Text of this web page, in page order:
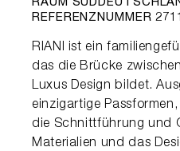
RAUM
REFERENZNUMMER
RIANI ist ein
das die Brücke
Luxus Design bildet.
einzigartige
die Schnittführung und
Materialien und das